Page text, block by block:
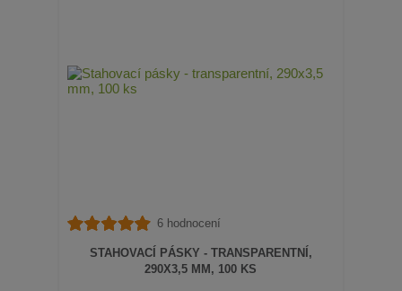
6 hodnocení
STAHOVACÍ PÁSKY - TRANSPARENTNÍ,
290X3,5 MM, 100 KS